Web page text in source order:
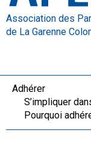
Association des
de La Garenne
Adhérer
S’impliquer
Pourquoi